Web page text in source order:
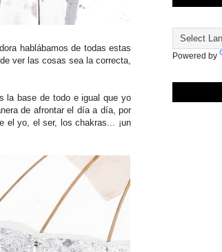
hablábamos de todas estas
ver las cosas sea la correcta,
la base de todo e igual que yo
de afrontar el día a día, por
el yo, el ser, los chakras... ¡un
Powered by